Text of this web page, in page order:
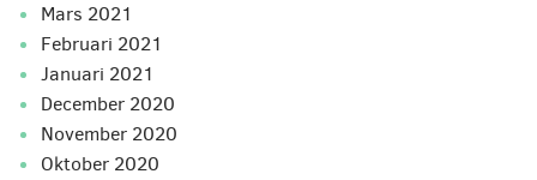
mars 2021
februari 2021
januari 2021
december 2020
november 2020
oktober 2020